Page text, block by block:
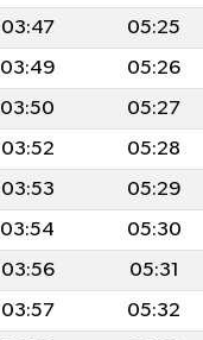
03:47 05:25
03:49 05:26
03:50 05:27
03:52 05:28
03:53 05:29
03:54 05:30
03:56 05:31
03:57 05:32